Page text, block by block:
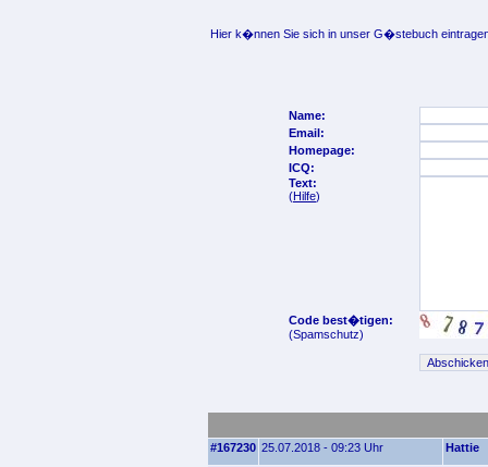
Hier k�nnen Sie sich in unser G�stebuch
Name:
Email:
Homepage:
ICQ:
Text:
(Hilfe)
Code best�tigen:
(Spamschutz)
#167230 25.07.2018 - 09:23 Uhr Hattie